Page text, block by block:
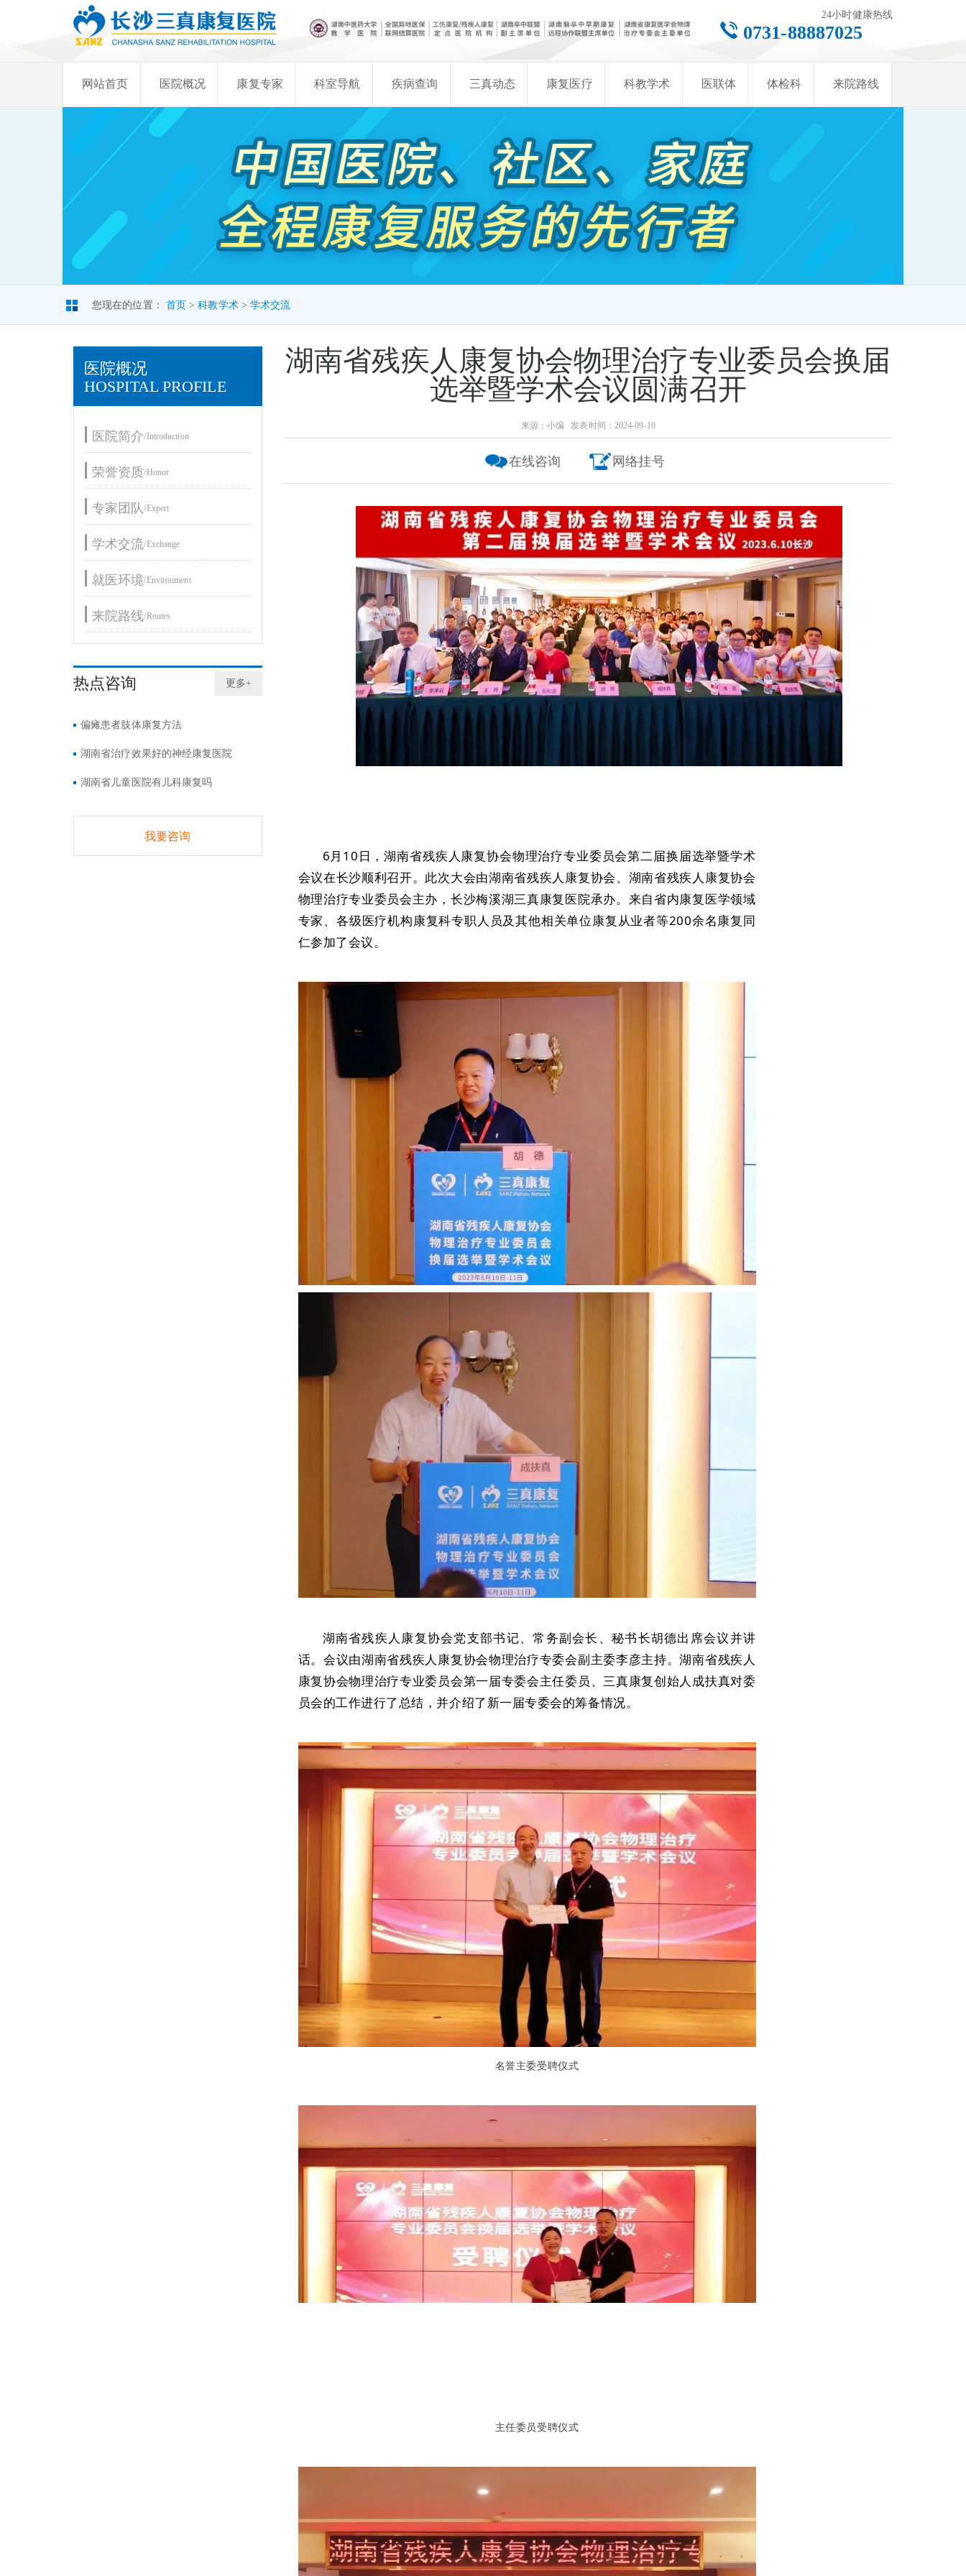
24小时健康热线
0731-88887025
网站首页 医院概况 康复专家 科室导航 疾病查询 三真动态 康复医疗 科教学术 医联体 体检科 来院路线
您现在的位置： 首页 >科教学术>学术交流
医院概况
HOSPITAL PROFILE
医院简介/Introduction
荣誉资质/Honor
专家团队/Expert
学术交流/Exchange
就医环境/Environment
来院路线/Routes
热点咨询 更多+
偏瘫患者肢体康复方法
湖南省治疗效果好的神经康复医院
湖南省儿童医院有儿科康复吗
我要咨询
湖南省残疾人康复协会物理治疗专业委员会换届
选举暨学术会议圆满召开
来源：小编 发表时间：2024-09-10
在线咨询 网络挂号
6月10日，湖南省残疾人康复协会物理治疗专业委员会第二届换届选举暨学术
会议在长沙顺利召开。此次大会由湖南省残疾人康复协会、湖南省残疾人康复协会
物理治疗专业委员会主办，长沙梅溪湖三真康复医院承办。来自省内康复医学领域
专家、各级医疗机构康复科专职人员及其他相关单位康复从业者等200余名康复同
仁参加了会议。
湖南省残疾人康复协会党支部书记、常务副会长、秘书长胡德出席会议并讲
话。会议由湖南省残疾人康复协会物理治疗专委会副主委李彦主持。湖南省残疾人
康复协会物理治疗专业委员会第一届专委会主任委员、三真康复创始人成扶真对委
员会的工作进行了总结，并介绍了新一届专委会的筹备情况。
名誉主委受聘仪式
主任委员受聘仪式